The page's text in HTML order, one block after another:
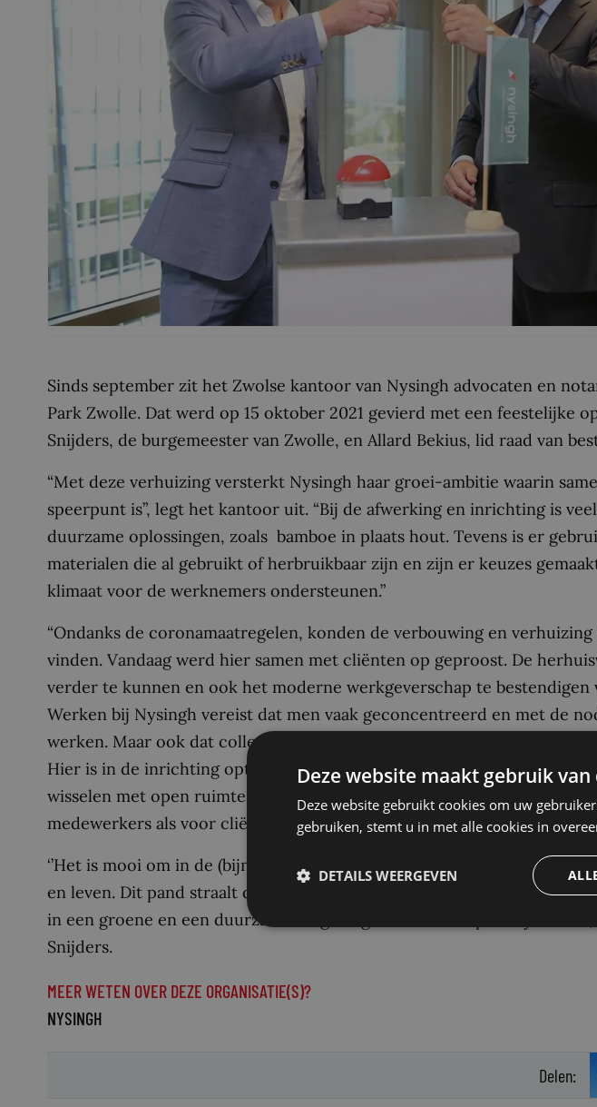
Sinds september zit het Zwolse kantoor van Nysingh advocaten en
Park Zwolle. Dat werd op 15 oktober 2021 gevierd met een feestelijke
Snijders, de burgemeester van Zwolle, en Allard Bekius, lid raad van
“Met deze verhuizing versterkt Nysingh haar groei-ambitie waarin
speerpunt is”, legt het kantoor uit. “Bij de afwerking en inrichting is
duurzame oplossingen, zoals bamboe in plaats hout. Tevens is er
materialen die al gebruikt of herbruikbaar zijn en zijn er keuzes
klimaat voor de werknemers ondersteunen.”
“Ondanks de coronamaatregelen, konden de verbouwing en
vinden. Vandaag werd hier samen met cliënten op geproost. De
verder te kunnen en ook het moderne werkgeverschap te bestendigen
Werken bij Nysingh vereist dat men vaak geconcentreerd en met de
werken. Maar ook dat collega’s en cliënten elkaar kunnen ontmoeten
Hier is in de inrichting optimaal aandacht aan gegeven door besloten
wisselen met open ruimtes en gezellige zitjes. ‘Thuiskomen bij Nysingh’
medewerkers als voor cliënten.”
‘’Het is mooi om in de (bijna) vierde economische regio van Nederland
en leven. Dit pand straalt dit heel erg uit. Letterlijk en figuurlijk werkt
in een groene en een duurzame omgeving die helemaal past bij Zwolle’’,
Snijders.
MEER WETEN OVER DEZE ORGANISATIE(S)?
NYSINGH
Delen:
Deze website maakt gebruik van
Deze website gebruikt cookies om uw
gebruiken, stemt u in met alle cookies in
DETAILS WEERGEVEN